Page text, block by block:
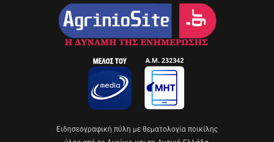
Eιδησεογραφική πύλη με θεματολογία ποικίλης